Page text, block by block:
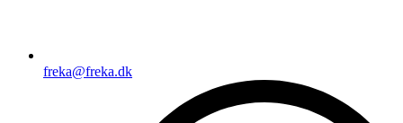
freka@freka.dk